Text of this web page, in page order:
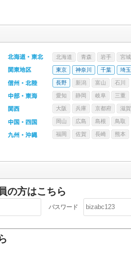
北海道 青森 岩手 宮城
東京 神奈川 千葉 埼玉
長野 新潟 富山 石川
愛知 静岡 岐阜 三重
大阪 兵庫 京都府 滋賀
岡山 広島 島根 鳥取
福岡 佐賀 長崎 熊本
の方はこちら
パスワード